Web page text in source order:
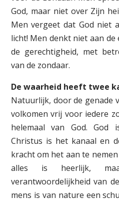
God, maar niet over Zijn
Men vergeet dat God niet
licht! Men denkt niet aan de
de gerechtigheid, met
van de zondaar.
De waarheid heeft twee
Natuurlijk, door de genade
volkomen vrij voor iedere
helemaal van God. God
Christus is het kanaal en
kracht om het aan te
alles is heerlijk,
verantwoordelijkheid van
mens is van nature een